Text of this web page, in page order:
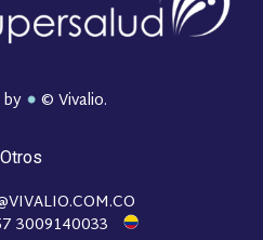
© Vivalio.
Otros
3009140033